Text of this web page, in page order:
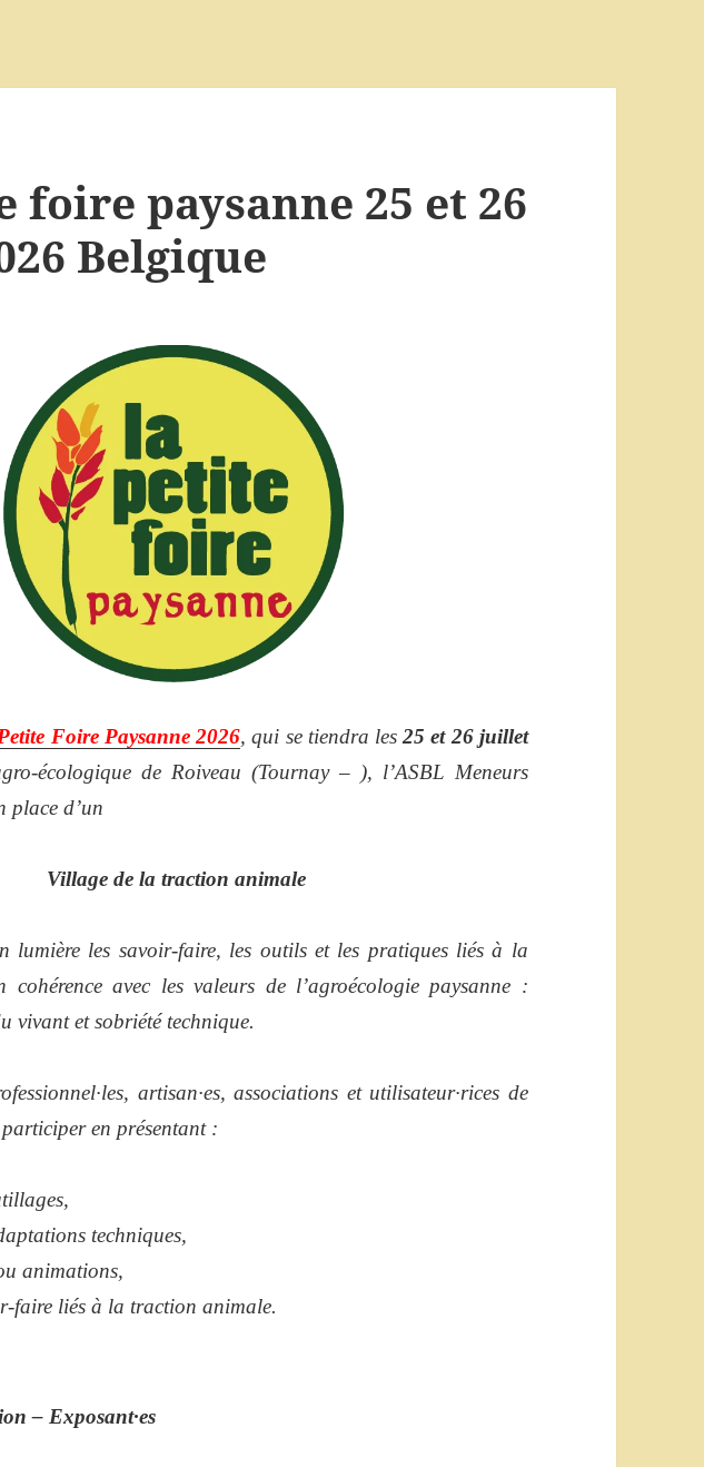
foire paysanne 25 et 26
Belgique
Foire Paysanne 2026, qui se tiendra les25 et 26 juillet
écologique de Roiveau (Tournay – ), l’ASBL Meneurs
place d’un
Village de la traction animale
lumière les savoir-faire, les outils et les pratiques liés à la
cohérence avec les valeurs de l’agroécologie paysanne :
vivant et sobriété technique.
artisan·es, associations et utilisateur·rices de
en présentant :
techniques,
animations,
faire liés à la traction animale.
– Exposant·es